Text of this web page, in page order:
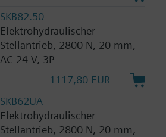
SKB82.50
Elektrohydraulischer
Stellantrieb, 2800 N, 20 mm,
AC 24 V, 3P
1117,80 EUR
SKB62UA
Elektrohydraulischer
Stellantrieb, 2800 N, 20 mm,